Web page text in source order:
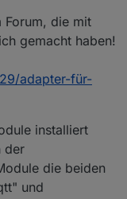
Forum, die mit
gemacht haben!
adapter-für-
installiert
der
die beiden
und